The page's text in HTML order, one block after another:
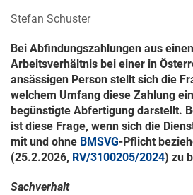
Stefan Schuster
Bei Abfindungszahlungen aus
Arbeitsverhältnis bei einer in
ansässigen Person stellt sich die
welchem Umfang diese Zahlung
begünstigte Abfertigung darstellt.
ist diese Frage, wenn sich die
mit und ohne BMSVG-Pflicht
(25.2.2026, RV/3100205/2024) zu
Sachverhalt